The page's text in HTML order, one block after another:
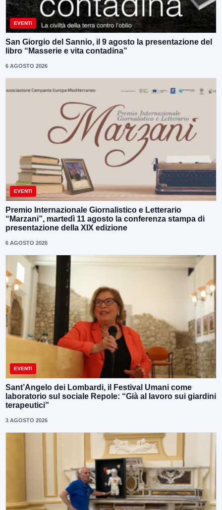
EVENTI
San Giorgio del Sannio, il 9 agosto la presentazione del
libro “Masserie e vita contadina”
6 AGOSTO 2026
EVENTI
Premio Internazionale Giornalistico e Letterario
“Marzani”, martedì 11 agosto la conferenza stampa di
presentazione della XIX edizione
6 AGOSTO 2026
EVENTI
Sant’Angelo dei Lombardi, il Festival Umani come
laboratorio sul sociale Repole: “Già al lavoro sui giardini
terapeutici”
3 AGOSTO 2026